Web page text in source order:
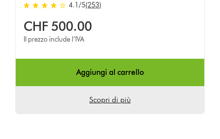
4.1 stars out of 5 from 253 recensioni
4.1/5(253)
CHF 500.00
Il prezzo include l’IVA
Aggiungi al carrello
Scopri di più